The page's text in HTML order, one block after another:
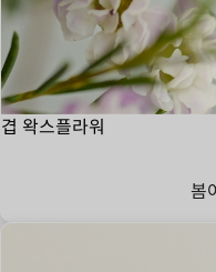
겹 왁스플라워
봄